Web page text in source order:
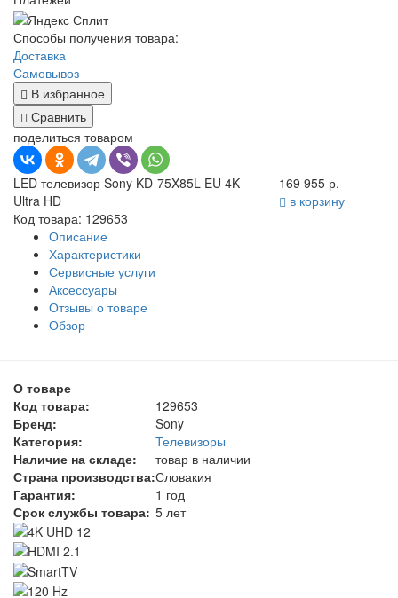
Способы получения товара:
Доставка
Самовывоз
В избранное
Сравнить
поделиться товаром
LED телевизор Sony KD-75X85L EU 4K
Ultra HD
Код товара: 129653
169 955 р.
в корзину
Описание
Характеристики
Сервисные услуги
Аксессуары
Отзывы о товаре
Обзор
О товаре
Код товара:
129653
Бренд:
Sony
Категория:
Телевизоры
Наличие на складе:
товар в наличии
Страна производства:Словакия
Гарантия:
1 год
Срок службы товара: 5 лет